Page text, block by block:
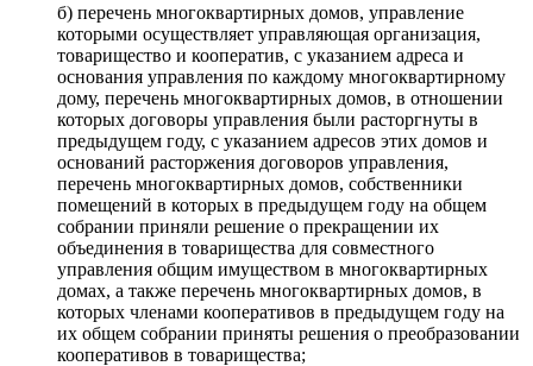
б) перечень многоквартирных домов, управление
которыми осуществляет управляющая организация,
товарищество и кооператив, с указанием адреса и
основания управления по каждому многоквартирному
дому, перечень многоквартирных домов, в отношении
которых договоры управления были расторгнуты в
предыдущем году, с указанием адресов этих домов и
оснований расторжения договоров управления,
перечень многоквартирных домов, собственники
помещений в которых в предыдущем году на общем
собрании приняли решение о прекращении их
объединения в товарищества для совместного
управления общим имуществом в многоквартирных
домах, а также перечень многоквартирных домов, в
которых членами кооперативов в предыдущем году на
их общем собрании приняты решения о преобразовании
кооперативов в товарищества;